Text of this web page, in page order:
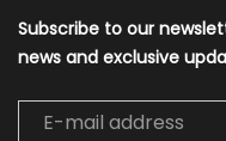
Subscribe to our
news and exclusive